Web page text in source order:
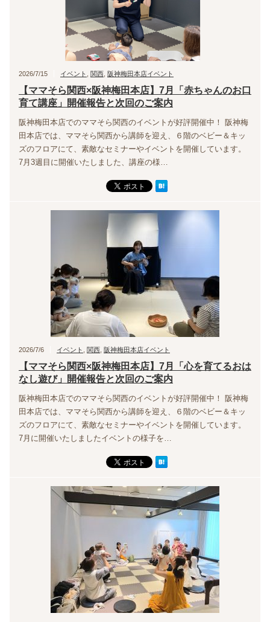
2026/7/15 イベント 関西 阪神梅田本店イベント
【ママそら関西×阪神梅田本店】7月「赤ちゃんのお口
育て講座」開催報告と次回のご案内
阪神梅田本店でのママそら関西のイベントが好評開催中！ 阪神梅
田本店では、ママそら関西から講師を迎え、６階のベビー＆キッ
ズのフロアにて、素敵なセミナーやイベントを開催しています。
7月3週目に開催いたしました、講座の様…
2026/7/6 イベント 関西 阪神梅田本店イベント
【ママそら関西×阪神梅田本店】7月「心を育てるおは
なし遊び」開催報告と次回のご案内
阪神梅田本店でのママそら関西のイベントが好評開催中！ 阪神梅
田本店では、ママそら関西から講師を迎え、６階のベビー＆キッ
ズのフロアにて、素敵なセミナーやイベントを開催しています。
7月に開催いたしましたイベントの様子を…